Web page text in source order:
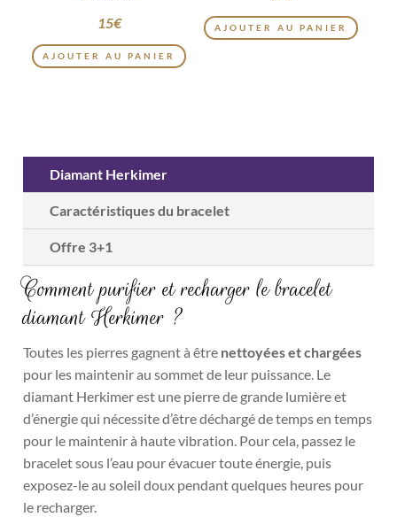
15€
AJOUTER AU PANIER
AJOUTER AU PANIER
Diamant Herkimer
Caractéristiques du bracelet
Offre 3+1
Comment purifier et recharger le bracelet
diamant Herkimer ?
Toutes les pierres gagnent à être nettoyées et chargées
pour les maintenir au sommet de leur puissance. Le
diamant Herkimer est une pierre de grande lumière et
d’énergie qui nécessite d’être déchargé de temps en temps
pour le maintenir à haute vibration. Pour cela, passez le
bracelet sous l’eau pour évacuer toute énergie, puis
exposez-le au soleil doux pendant quelques heures pour
le recharger.